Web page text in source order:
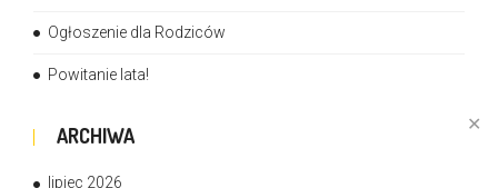
✕
Ogłoszenie dla Rodziców
Powitanie lata!
ARCHIWA
lipiec 2026